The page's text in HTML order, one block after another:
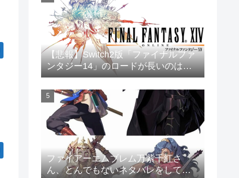
【悲報】Switch2版「ファイナルファ
ンタジー14」のロードが長いのは不
具合
ファイアーエムブレム万紫千紅さ
ん、とんでもないネタバレをしてし